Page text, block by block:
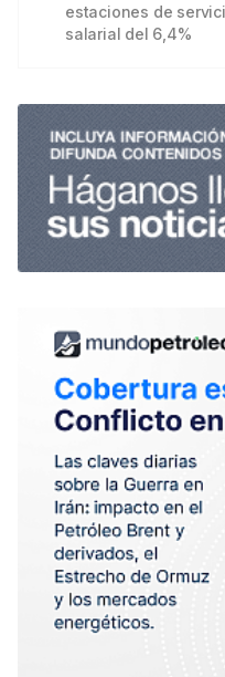
estaciones de
salarial del 6,4%